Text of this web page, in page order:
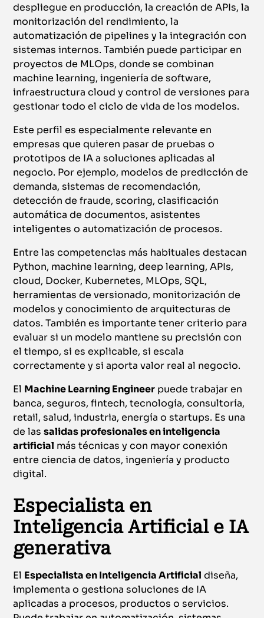
despliegue en producción, la creación de APIs, la
monitorización del rendimiento, la
automatización de pipelines y la integración con
sistemas internos. También puede participar en
proyectos de MLOps, donde se combinan
machine learning, ingeniería de software,
infraestructura cloud y control de versiones para
gestionar todo el ciclo de vida de los modelos.
Este perfil es especialmente relevante en
empresas que quieren pasar de pruebas o
prototipos de IA a soluciones aplicadas al
negocio. Por ejemplo, modelos de predicción de
demanda, sistemas de recomendación,
detección de fraude, scoring, clasificación
automática de documentos, asistentes
inteligentes o automatización de procesos.
Entre las competencias más habituales destacan
Python, machine learning, deep learning, APIs,
cloud, Docker, Kubernetes, MLOps, SQL,
herramientas de versionado, monitorización de
modelos y conocimiento de arquitecturas de
datos. También es importante tener criterio para
evaluar si un modelo mantiene su precisión con
el tiempo, si es explicable, si escala
correctamente y si aporta valor real al negocio.
El Machine Learning Engineer puede trabajar en
banca, seguros, fintech, tecnología, consultoría,
retail, salud, industria, energía o startups. Es una
de lassalidas profesionales en inteligencia
artificial más técnicas y con mayor conexión
entre ciencia de datos, ingeniería y producto
digital.
Especialista en
Inteligencia Artificial e IA
generativa
El Especialista en Inteligencia Artificial diseña,
implementa o gestiona soluciones de IA
aplicadas a procesos, productos o servicios.